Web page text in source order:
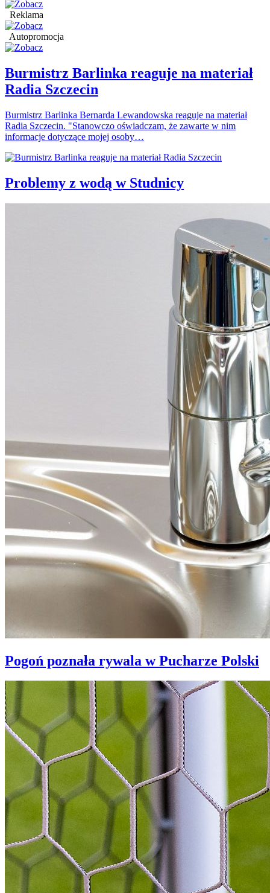
Reklama
Autopromocja
Burmistrz Barlinka reaguje na materiał
Radia Szczecin
Burmistrz Barlinka Bernarda Lewandowska reaguje na materiał
Radia Szczecin. "Stanowczo oświadczam, że zawarte w nim
informacje dotyczące mojej osoby…
Problemy z wodą w Studnicy
Pogoń poznała rywala w Pucharze Polski